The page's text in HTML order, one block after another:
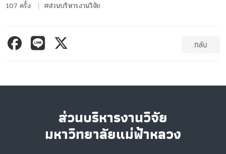
107 ครั้ง
#ส่วนบริหารงานวิจัย
กลับ
ส่วนบริหารงานวิจัย
มหาวิทยาลัยแม่ฟ้าหลวง